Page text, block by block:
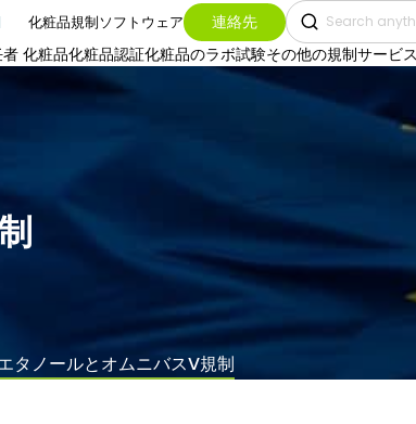
化粧品規制ソフトウェア 連絡先
化粧品化粧品認証化粧品のラボ試験その他の規制サービス
タノールとオムニバスV規制